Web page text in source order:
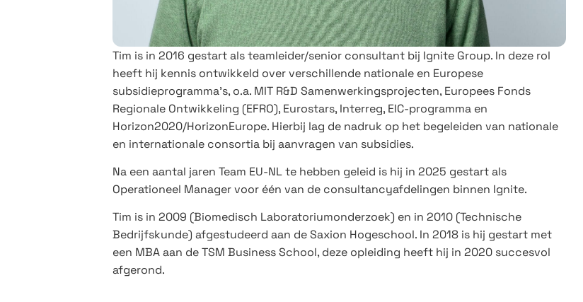
Tim is in 2016 gestart als teamleider/senior consultant bij Ignite Group. In deze rol
heeft hij kennis ontwikkeld over verschillende nationale en Europese
subsidieprogramma’s, o.a. MIT R&D Samenwerkingsprojecten, Europees Fonds
Regionale Ontwikkeling (EFRO), Eurostars, Interreg, EIC-programma en
Horizon2020/HorizonEurope. Hierbij lag de nadruk op het begeleiden van nationale
en internationale consortia bij aanvragen van subsidies.
Na een aantal jaren Team EU-NL te hebben geleid is hij in 2025 gestart als
Operationeel Manager voor één van de consultancyafdelingen binnen Ignite.
Tim is in 2009 (Biomedisch Laboratoriumonderzoek) en in 2010 (Technische
Bedrijfskunde) afgestudeerd aan de Saxion Hogeschool. In 2018 is hij gestart met
een MBA aan de TSM Business School, deze opleiding heeft hij in 2020 succesvol
afgerond.